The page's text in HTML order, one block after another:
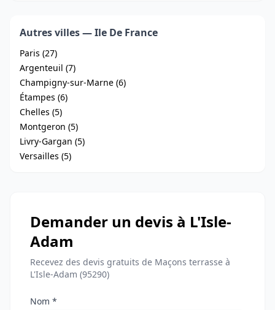
Autres villes — Ile De France
Paris (27)
Argenteuil (7)
Champigny-sur-Marne (6)
Étampes (6)
Chelles (5)
Montgeron (5)
Livry-Gargan (5)
Versailles (5)
Demander un devis à L'Isle-
Adam
Recevez des devis gratuits de Maçons terrasse à
L'Isle-Adam (95290)
Nom *